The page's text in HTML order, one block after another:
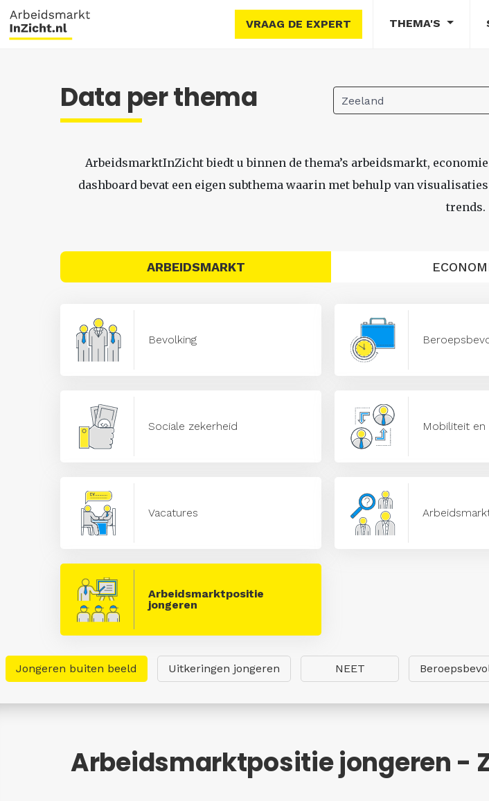
VRAAG DE EXPERT THEMA'S
Data per thema Zeeland
ArbeidsmarktInZicht biedt u binnen de thema’s arbeidsmarkt,
dashboard bevat een eigen subthema waarin met behulp van
trends.
ARBEIDSMARKT
Bevolking
Sociale zekerheid Mobiliteit en
Vacatures
Arbeidsmarktpositie
jongeren
Jongeren buiten beeld Uitkeringen jongeren NEET
Arbeidsmarktpositie jongeren -